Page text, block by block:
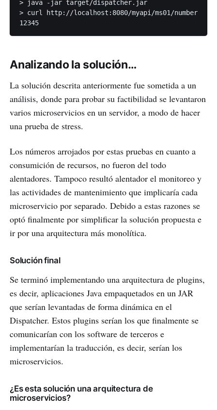
> java -jar target/dispatcher.jar
> curl http://localhost:8080/myapi/ms01/number
Analizando la solución…
La solución descrita anteriormente fue sometida a un
análisis, donde para probar su factibilidad se levantaron
varios microservicios en un servidor, a modo de hacer
una prueba de stress.
Los números arrojados por estas pruebas en cuanto a
consumición de recursos, no fueron del todo
alentadores. Tampoco resultó alentador el monitoreo y
las actividades de mantenimiento que implicaría cada
microservicio por separado. Debido a estas razones se
optó finalmente por simplificar la solución propuesta e
ir por una arquitectura más monolítica.
Solución final
Se terminó implementando una arquitectura de plugins,
es decir, aplicaciones Java empaquetados en un JAR
que serían levantadas de forma dinámica en el
Dispatcher. Estos plugins serían los que finalmente se
comunicarían con los software de terceros e
implementarían la traducción, es decir, serían los
microservicios.
¿Es esta solución una arquitectura de
microservicios?